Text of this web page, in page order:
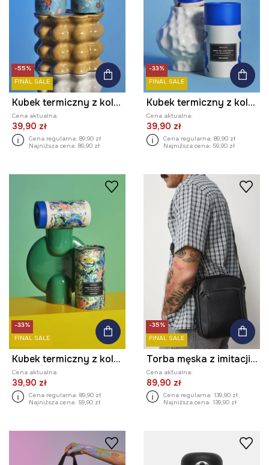
-55%
FINAL SALE
Kubek termiczny z kolekcji Eviva L'arte
Cena aktualna:
39,90 zł
Cena regularna: 89,90 zł
Najniższa cena: 89,90 zł
-33%
FINAL SALE
Kubek termiczny z kolekcji Eviva L'arte 480 ml
Cena aktualna:
39,90 zł
Cena regularna: 89,90 zł
Najniższa cena: 59,90 zł
-33%
FINAL SALE
Kubek termiczny z kolekcji Eviva L'arte 480 ml
Cena aktualna:
39,90 zł
Cena regularna: 89,90 zł
Najniższa cena: 59,90 zł
-35%
FINAL SALE
Torba męska z imitacji skóry
Cena aktualna:
89,90 zł
Cena regularna: 139,90 zł
Najniższa cena: 139,90 zł